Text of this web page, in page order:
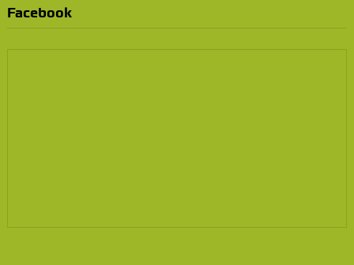
Facebook